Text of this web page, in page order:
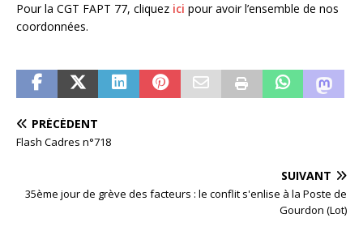
Pour la CGT FAPT 77, cliquez ici pour avoir l’ensemble de nos
coordonnées.
PRÉCÉDENT
Flash Cadres n°718
SUIVANT
35ème jour de grève des facteurs : le conflit s'enlise à la Poste de
Gourdon (Lot)